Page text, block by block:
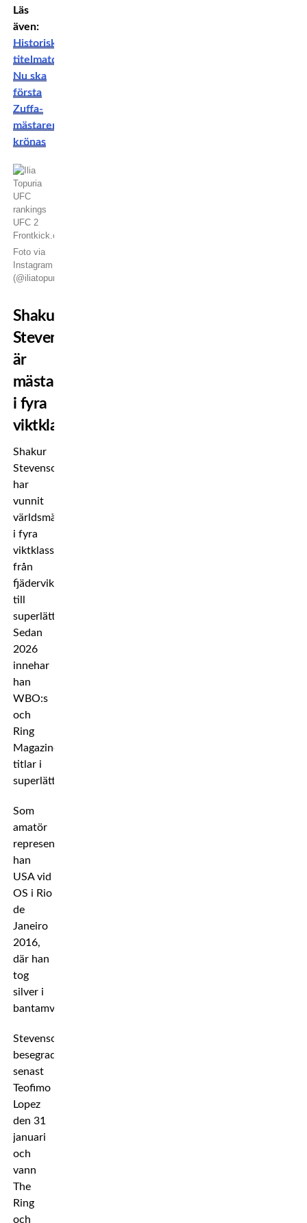
Läs
även:
Historisk
titelmatch:
Nu ska
första
Zuffa-
mästaren
krönas
Foto via
Instagram
(@iliatopuria)
Shakur
Stevenson
är
mästare
i fyra
viktklasser
Shakur
Stevenson
har
vunnit
världsmästartitlar
i fyra
viktklasser,
från
fjädervikt
till
superlättvikt.
Sedan
2026
innehar
han
WBO:s
och
Ring
Magazines
titlar i
superlättvikt.
Som
amatör
representerade
han
USA vid
OS i Rio
de
Janeiro
2016,
där han
tog
silver i
bantamvikt.
Stevenson
besegrade
senast
Teofimo
Lopez
den 31
januari
och
vann
The
Ring
och